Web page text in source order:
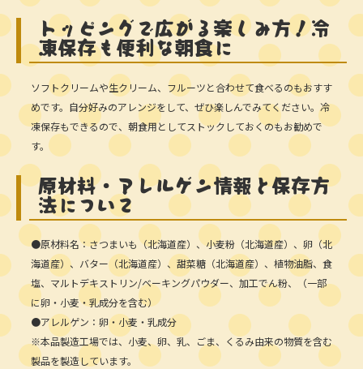
トッピングで広がる楽しみ方！冷
凍保存も便利な朝食に
ソフトクリームや生クリーム、フルーツと合わせて食べるのもおすす
めです。自分好みのアレンジをして、ぜひ楽しんでみてください。冷
凍保存もできるので、朝食用としてストックしておくのもお勧めで
す。
原材料・アレルゲン情報と保存方
法について
●原材料名：さつまいも（北海道産）、小麦粉（北海道産）、卵（北
海道産）、バター（北海道産）、甜菜糖（北海道産）、植物油脂、食
塩、マルトデキストリン/ベーキングパウダー、加工でん粉、（一部
に卵・小麦・乳成分を含む）
●アレルゲン：卵・小麦・乳成分
※本品製造工場では、小麦、卵、乳、ごま、くるみ由来の物質を含む
製品を製造しています。